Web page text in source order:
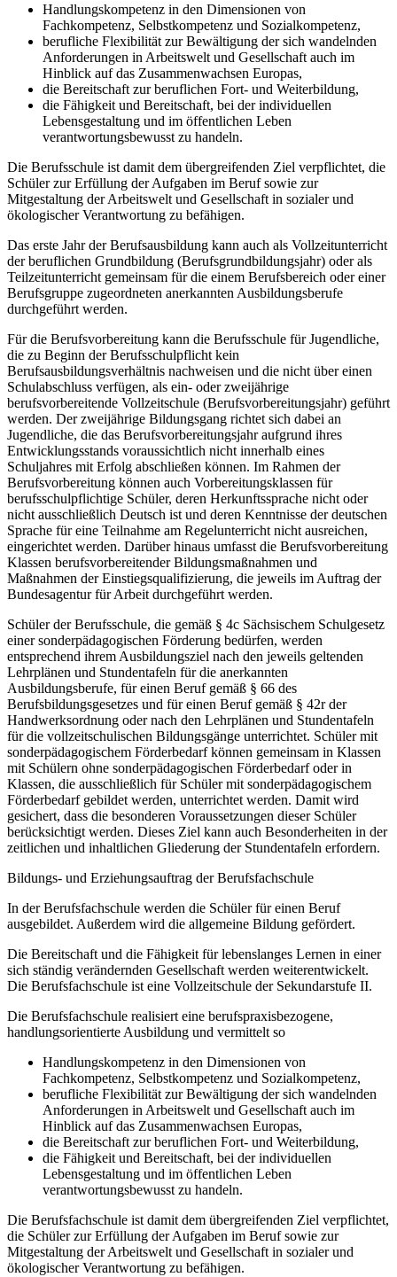
Handlungskompetenz in den Dimensionen von
Fachkompetenz, Selbstkompetenz und Sozialkompetenz,
berufliche Flexibilität zur Bewältigung der sich wandelnden
Anforderungen in Arbeitswelt und Gesellschaft auch im
Hinblick auf das Zusammenwachsen Europas,
die Bereitschaft zur beruflichen Fort- und Weiterbildung,
die Fähigkeit und Bereitschaft, bei der individuellen
Lebensgestaltung und im öffentlichen Leben
verantwortungsbewusst zu handeln.
Die Berufsschule ist damit dem übergreifenden Ziel verpflichtet, die
Schüler zur Erfüllung der Aufgaben im Beruf sowie zur
Mitgestaltung der Arbeitswelt und Gesellschaft in sozialer und
ökologischer Verantwortung zu befähigen.
Das erste Jahr der Berufsausbildung kann auch als Vollzeitunterricht
der beruflichen Grundbildung (Berufsgrundbildungsjahr) oder als
Teilzeitunterricht gemeinsam für die einem Berufsbereich oder einer
Berufsgruppe zugeordneten anerkannten Ausbildungsberufe
durchgeführt werden.
Für die Berufsvorbereitung kann die Berufsschule für Jugendliche,
die zu Beginn der Berufsschulpflicht kein
Berufsausbildungsverhältnis nachweisen und die nicht über einen
Schulabschluss verfügen, als ein- oder zweijährige
berufsvorbereitende Vollzeitschule (Berufsvorbereitungsjahr) geführt
werden. Der zweijährige Bildungsgang richtet sich dabei an
Jugendliche, die das Berufsvorbereitungsjahr aufgrund ihres
Entwicklungsstands voraussichtlich nicht innerhalb eines
Schuljahres mit Erfolg abschließen können. Im Rahmen der
Berufsvorbereitung können auch Vorbereitungsklassen für
berufsschulpflichtige Schüler, deren Herkunftssprache nicht oder
nicht ausschließlich Deutsch ist und deren Kenntnisse der deutschen
Sprache für eine Teilnahme am Regelunterricht nicht ausreichen,
eingerichtet werden. Darüber hinaus umfasst die Berufsvorbereitung
Klassen berufsvorbereitender Bildungsmaßnahmen und
Maßnahmen der Einstiegsqualifizierung, die jeweils im Auftrag der
Bundesagentur für Arbeit durchgeführt werden.
Schüler der Berufsschule, die gemäß § 4c Sächsischem Schulgesetz
einer sonderpädagogischen Förderung bedürfen, werden
entsprechend ihrem Ausbildungsziel nach den jeweils geltenden
Lehrplänen und Stundentafeln für die anerkannten
Ausbildungsberufe, für einen Beruf gemäß § 66 des
Berufsbildungsgesetzes und für einen Beruf gemäß § 42r der
Handwerksordnung oder nach den Lehrplänen und Stundentafeln
für die vollzeitschulischen Bildungsgänge unterrichtet. Schüler mit
sonderpädagogischem Förderbedarf können gemeinsam in Klassen
mit Schülern ohne sonderpädagogischen Förderbedarf oder in
Klassen, die ausschließlich für Schüler mit sonderpädagogischem
Förderbedarf gebildet werden, unterrichtet werden. Damit wird
gesichert, dass die besonderen Voraussetzungen dieser Schüler
berücksichtigt werden. Dieses Ziel kann auch Besonderheiten in der
zeitlichen und inhaltlichen Gliederung der Stundentafeln erfordern.
Bildungs- und Erziehungsauftrag der Berufsfachschule
In der Berufsfachschule werden die Schüler für einen Beruf
ausgebildet. Außerdem wird die allgemeine Bildung gefördert.
Die Bereitschaft und die Fähigkeit für lebenslanges Lernen in einer
sich ständig verändernden Gesellschaft werden weiterentwickelt.
Die Berufsfachschule ist eine Vollzeitschule der Sekundarstufe II.
Die Berufsfachschule realisiert eine berufspraxisbezogene,
handlungsorientierte Ausbildung und vermittelt so
Handlungskompetenz in den Dimensionen von
Fachkompetenz, Selbstkompetenz und Sozialkompetenz,
berufliche Flexibilität zur Bewältigung der sich wandelnden
Anforderungen in Arbeitswelt und Gesellschaft auch im
Hinblick auf das Zusammenwachsen Europas,
die Bereitschaft zur beruflichen Fort- und Weiterbildung,
die Fähigkeit und Bereitschaft, bei der individuellen
Lebensgestaltung und im öffentlichen Leben
verantwortungsbewusst zu handeln.
Die Berufsfachschule ist damit dem übergreifenden Ziel verpflichtet,
die Schüler zur Erfüllung der Aufgaben im Beruf sowie zur
Mitgestaltung der Arbeitswelt und Gesellschaft in sozialer und
ökologischer Verantwortung zu befähigen.